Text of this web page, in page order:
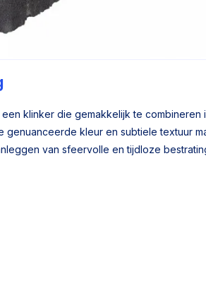
klinker die gemakkelijk te combineren
genuanceerde kleur en subtiele textuur
van sfeervolle en tijdloze